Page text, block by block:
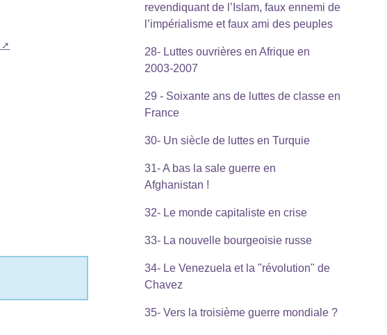
revendiquant de l’Islam, faux ennemi de
l’impérialisme et faux ami des peuples
28- Luttes ouvrières en Afrique en
2003-2007
29 - Soixante ans de luttes de classe en
France
30- Un siècle de luttes en Turquie
31- A bas la sale guerre en
Afghanistan !
32- Le monde capitaliste en crise
33- La nouvelle bourgeoisie russe
34- Le Venezuela et la "révolution" de
Chavez
35- Vers la troisième guerre mondiale ?